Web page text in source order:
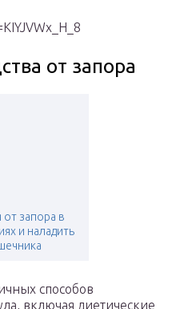
от запора
от запора в
и наладить
способов
включая диетические